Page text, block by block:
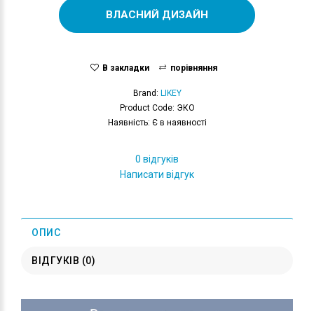
ВЛАСНИЙ ДИЗАЙН
В закладки порівняння
Brand: LIKEY
Product Code: ЭКО
Наявність: Є в наявності
0 відгуків
Написати відгук
ОПИС
ВІДГУКІВ (0)